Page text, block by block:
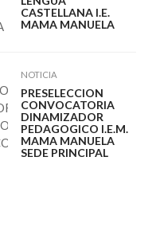
CASTELLANA I.E.
MAMA MANUELA
NOTICIA
PRESELECCION
CONVOCATORIA
DINAMIZADOR
PEDAGOGICO I.E.M.
MAMA MANUELA
SEDE PRINCIPAL